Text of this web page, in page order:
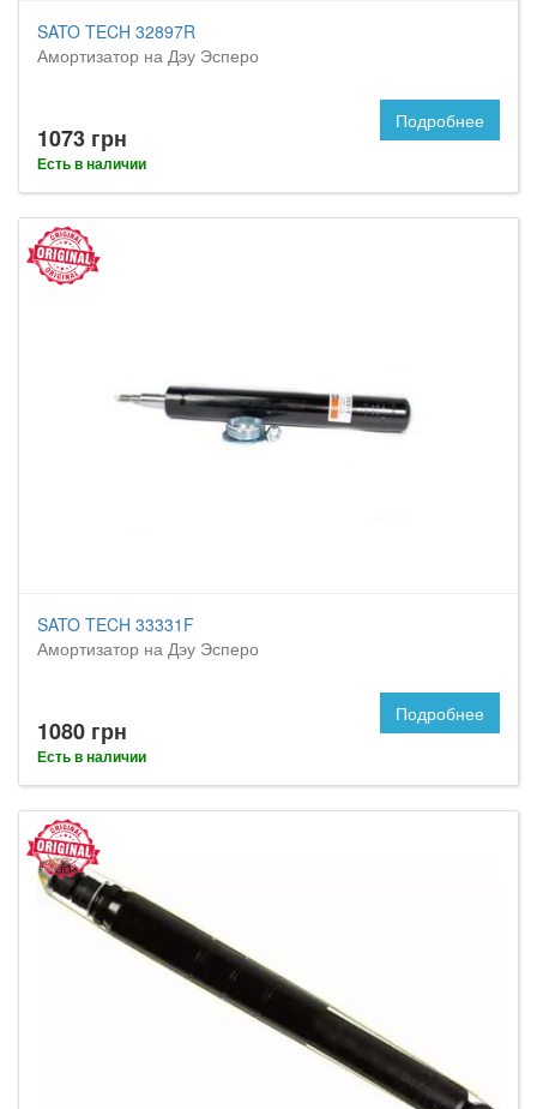
SATO TECH 32897R
Амортизатор на Дэу Эсперо
1073 грн
Есть в наличии
Подробнее
SATO TECH 33331F
Амортизатор на Дэу Эсперо
1080 грн
Есть в наличии
Подробнее